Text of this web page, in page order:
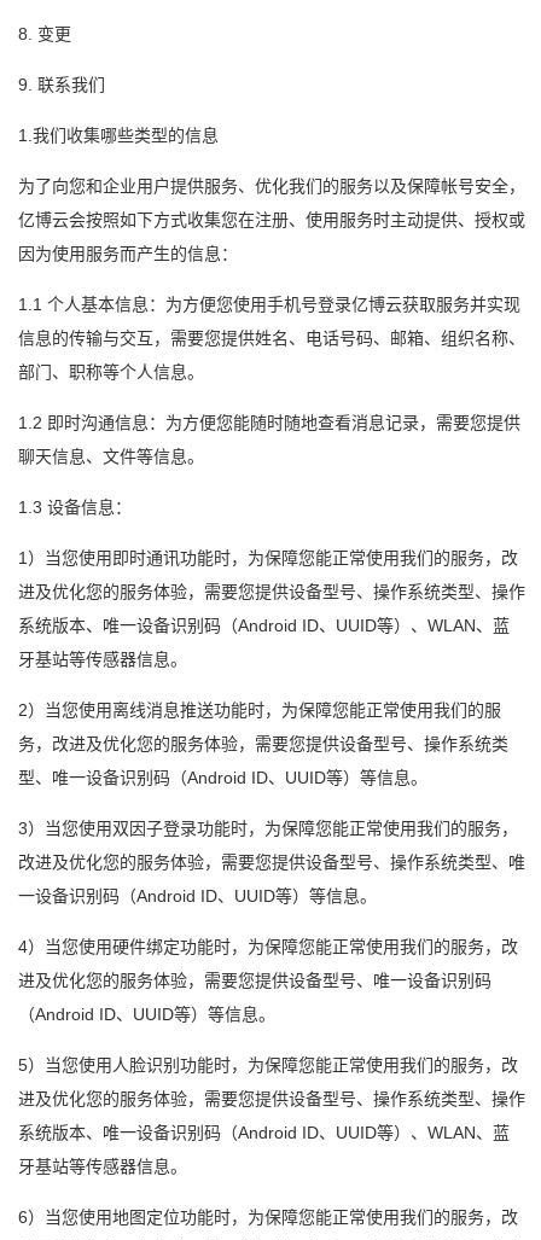
8. 变更
9. 联系我们
1.我们收集哪些类型的信息
为了向您和企业用户提供服务、优化我们的服务以及保障帐号安全，
亿博云会按照如下方式收集您在注册、使用服务时主动提供、授权或
因为使用服务而产生的信息：
1.1 个人基本信息：为方便您使用手机号登录亿博云获取服务并实现
信息的传输与交互，需要您提供姓名、电话号码、邮箱、组织名称、
部门、职称等个人信息。
1.2 即时沟通信息：为方便您能随时随地查看消息记录，需要您提供
聊天信息、文件等信息。
1.3 设备信息：
1）当您使用即时通讯功能时，为保障您能正常使用我们的服务，改
进及优化您的服务体验，需要您提供设备型号、操作系统类型、操作
系统版本、唯一设备识别码（Android ID、UUID等）、WLAN、蓝
牙基站等传感器信息。
2）当您使用离线消息推送功能时，为保障您能正常使用我们的服
务，改进及优化您的服务体验，需要您提供设备型号、操作系统类
型、唯一设备识别码（Android ID、UUID等）等信息。
3）当您使用双因子登录功能时，为保障您能正常使用我们的服务，
改进及优化您的服务体验，需要您提供设备型号、操作系统类型、唯
一设备识别码（Android ID、UUID等）等信息。
4）当您使用硬件绑定功能时，为保障您能正常使用我们的服务，改
进及优化您的服务体验，需要您提供设备型号、唯一设备识别码
（Android ID、UUID等）等信息。
5）当您使用人脸识别功能时，为保障您能正常使用我们的服务，改
进及优化您的服务体验，需要您提供设备型号、操作系统类型、操作
系统版本、唯一设备识别码（Android ID、UUID等）、WLAN、蓝
牙基站等传感器信息。
6）当您使用地图定位功能时，为保障您能正常使用我们的服务，改